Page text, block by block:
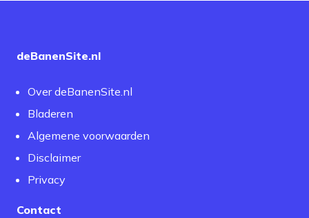
deBanenSite.nl
Over deBanenSite.nl
Bladeren
Algemene voorwaarden
Disclaimer
Privacy
Contact